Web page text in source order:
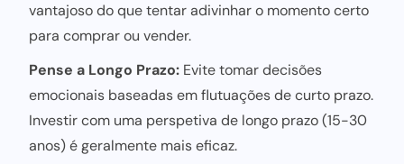
vantajoso do que tentar adivinhar o momento certo
para comprar ou vender.
Pense a Longo Prazo: Evite tomar decisões
emocionais baseadas em flutuações de curto prazo.
Investir com uma perspetiva de longo prazo (15-30
anos) é geralmente mais eficaz.